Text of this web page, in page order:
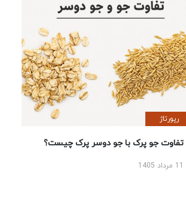
رپورتاژ
تفاوت جو پرک با جو دوسر پرک چیست؟